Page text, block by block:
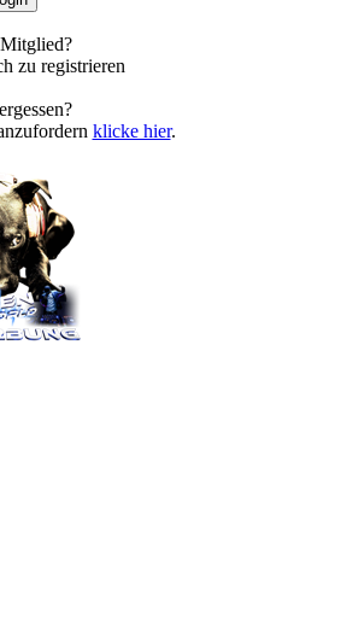
zu registrieren
klicke hier.